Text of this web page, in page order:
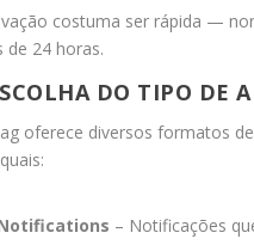
costuma ser rápida —
de 24 horas.
DO TIPO DE
oferece diversos formatos
– Notificações